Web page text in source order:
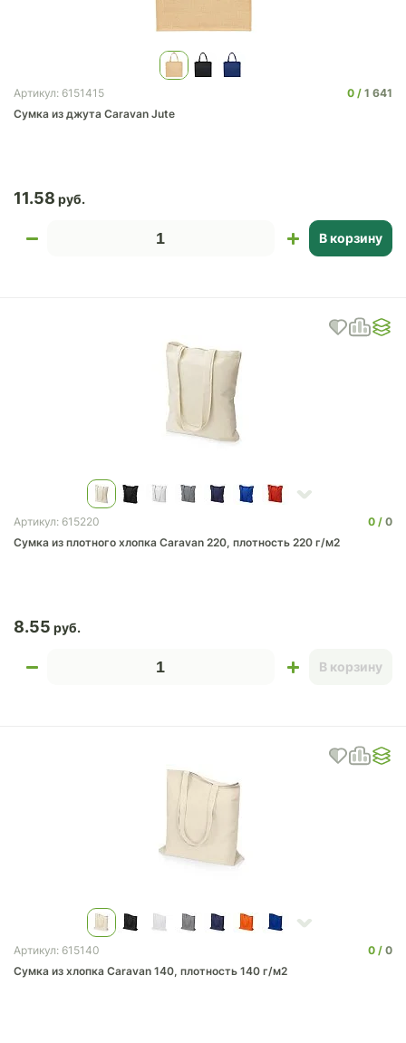
Артикул: 6151415 0
1 641
Сумка из джута Caravan Jute
11.58
В корзину
Артикул: 615220 0
0
Сумка из плотного хлопка Caravan 220, плотность 220 г/м2
8.55
В корзину
Артикул: 615140 0
0
Сумка из хлопка Caravan 140, плотность 140 г/м2